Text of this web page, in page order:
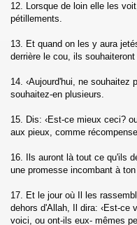
12. Lorsque de loin elle les
pétillements.
13. Et quand on les y aura
derrière le cou, ils
14. ‹Aujourd'hui, ne
souhaitez-en plusieurs.
15. Dis: ‹Est-ce mieux ceci?
aux pieux, comme
16. Ils auront là tout ce qu'ils
une promesse incombant à ton
17. Et le jour où Il les
dehors d'Allah, Il dira: ‹Est-ce
voici, ou ont-ils eux- mêmes
(Al-Isra)